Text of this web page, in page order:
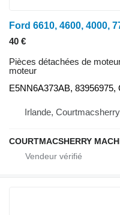
40 €
Pièces détachées de
moteur
E5NN6A373AB, 83956975,
Irlande, Courtmacsherry
COURTMACSHERRY